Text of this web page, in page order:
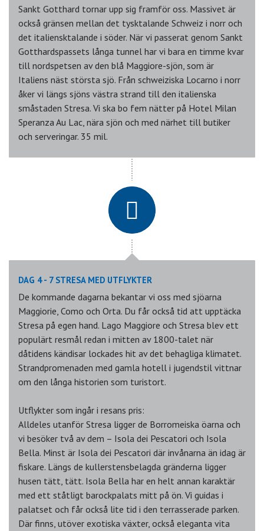
Sankt Gotthard tornar upp sig framför oss. Massivet är
också gränsen mellan det tysktalande Schweiz i norr och
det italiensktalande i söder. När vi passerat genom Sankt
Gotthardspassets långa tunnel har vi bara en timme kvar
till nordspetsen av den blå Maggiore-sjön, som är
Italiens näst största sjö. Från schweiziska Locarno i norr
åker vi längs sjöns västra strand till den italienska
småstaden Stresa. Vi ska bo fem nätter på Hotel Milan
Speranza Au Lac, nära sjön och med närhet till butiker
och serveringar. 35 mil.
DAG 4 - 7 STRESA MED UTFLYKTER
De kommande dagarna bekantar vi oss med sjöarna
Maggiorie, Como och Orta. Du får också tid att upptäcka
Stresa på egen hand. Lago Maggiore och Stresa blev ett
populärt resmål redan i mitten av 1800-talet när
dåtidens kändisar lockades hit av det behagliga klimatet.
Strandpromenaden med gamla hotell i jugendstil vittnar
om den långa historien som turistort.
Utflykter som ingår i resans pris:
Alldeles utanför Stresa ligger de Borromeiska öarna och
vi besöker två av dem – Isola dei Pescatori och Isola
Bella. Minst är Isola dei Pescatori där invånarna än idag är
fiskare. Längs de kullerstensbelagda gränderna ligger
husen tätt, tätt. Isola Bella har en helt annan karaktär
med ett ståtligt barockpalats mitt på ön. Vi guidas i
palatset och får också lite tid i den terrasserade parken.
Där finns, utöver exotiska växter, också eleganta vita